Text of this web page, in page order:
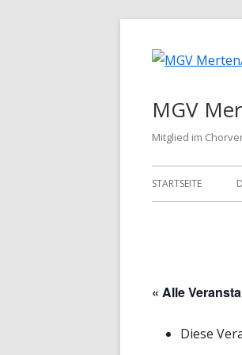
MGV
Mitglied im
Primäres
STARTSEITE
« Alle
Diese